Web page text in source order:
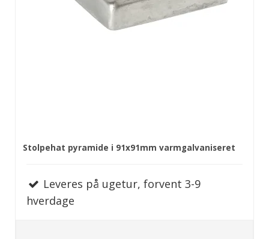
Stolpehat pyramide i 91x91mm varmgalvaniseret
Leveres på ugetur, forvent 3-9
hverdage